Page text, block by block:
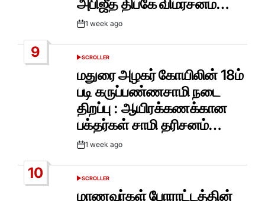
அபிஜீத் திப்கே விமர்சனம்…
Post1 week ago
9
POSTED
SCROLLER
மதுரை அழகர் கோயிலின் 18ம்
படி கருப்பண்ணசாமி நடை
திறப்பு : ஆயிரக்கணக்கான
பக்தர்கள் சாமி தரிசனம்…
Post1 week ago
10
POSTED
SCROLLER
மாணவர்கள் போராட்டத்தின்